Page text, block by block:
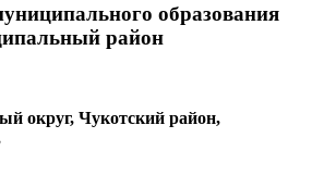
образования
район
округ, Чукотский район,